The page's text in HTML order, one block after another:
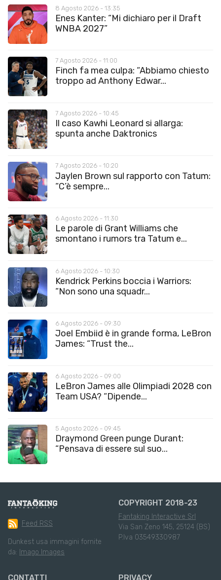
8 Agosto 2026 - 13:35
Enes Kanter: “Mi dichiaro per il Draft
WNBA 2027”
7 Agosto 2026 - 11:00
Finch fa mea culpa: “Abbiamo chiesto
troppo ad Anthony Edwar...
7 Agosto 2026 - 10:45
Il caso Kawhi Leonard si allarga:
spunta anche Daktronics
7 Agosto 2026 - 10:20
Jaylen Brown sul rapporto con Tatum:
“C’è sempre...
6 Agosto 2026 - 11:30
Le parole di Grant Williams che
smontano i rumors tra Tatum e...
6 Agosto 2026 - 10:30
Kendrick Perkins boccia i Warriors:
“Non sono una squadr...
6 Agosto 2026 - 09:30
Joel Embiid è in grande forma, LeBron
James: “Trust the...
6 Agosto 2026 - 09:00
LeBron James alle Olimpiadi 2028 con
Team USA? “Dipende...
5 Agosto 2026 - 09:45
Draymond Green punge Durant:
“Pensava di essere sul suo...
Feed RSS
Dunkest usa immagini fornite
da: Imago Images
COPYRIGHT 2018-23
Fantaking Interactive Srl
Via San Zeno 145, 25124 (BS)
P.Iva 03549330987
CONTATTI PRIVACY